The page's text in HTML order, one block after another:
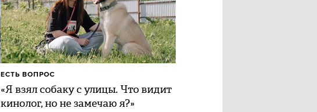
«Я взял собаку с улицы. Что видит
кинолог, но не замечаю я?»
ЕСТЬ ВОПРОС